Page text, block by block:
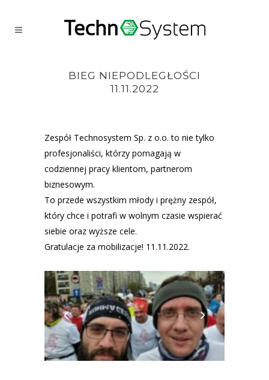
BIEG NIEPODLEGŁOŚCI
11.11.2022
Zespół Technosystem Sp. z o.o. to nie tylko
profesjonaliści, którzy pomagają w
codziennej pracy klientom, partnerom
biznesowym.
To przede wszystkim młody i prężny zespół,
który chce i potrafi w wolnym czasie wspierać
siebie oraz wyższe cele.
Gratulacje za mobilizacje! 11.11.2022.